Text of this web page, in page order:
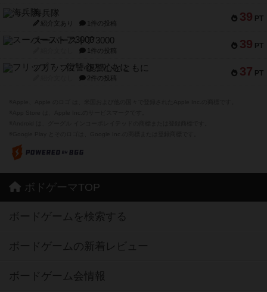
39 PT
海兵隊
紹介文あり 1件の投稿
39 PT
スーパーストア3000
1件の投稿
37 PT
フリップ７：復讐心とともに
2件の投稿
ボドゲーマTOP
ボードゲームを検索する
ボードゲームの新着レビュー
ボードゲーム会情報